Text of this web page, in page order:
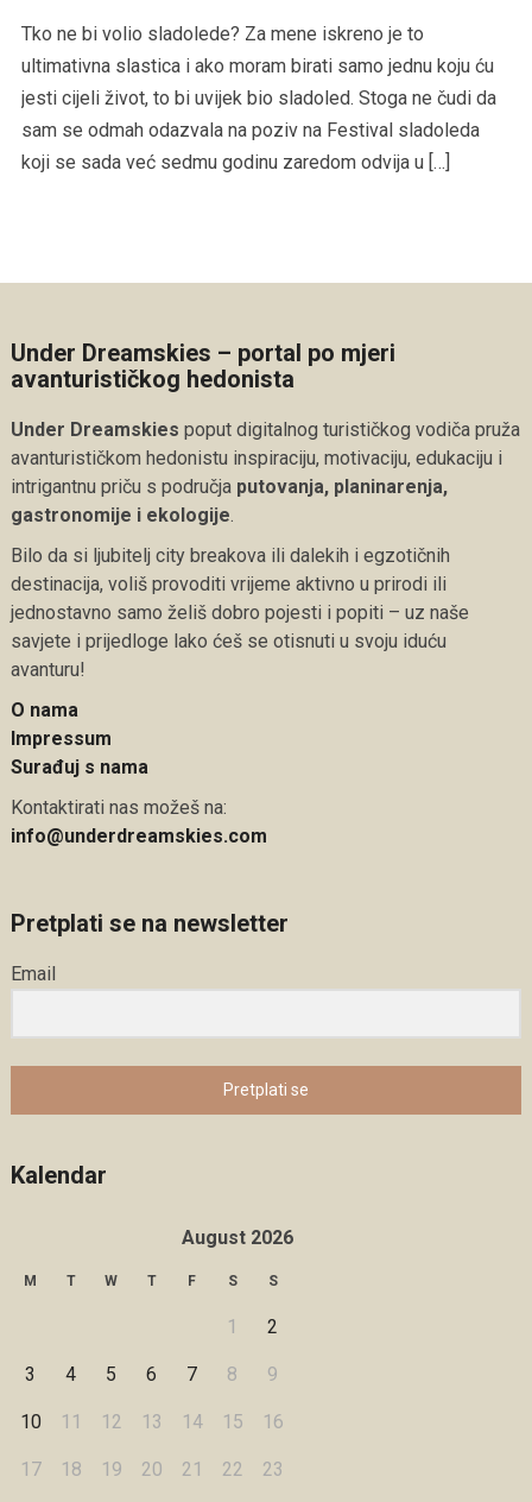
Tko ne bi volio sladolede? Za mene iskreno je to
ultimativna slastica i ako moram birati samo jednu koju ću
jesti cijeli život, to bi uvijek bio sladoled. Stoga ne čudi da
sam se odmah odazvala na poziv na Festival sladoleda
koji se sada već sedmu godinu zaredom odvija u […]
Under Dreamskies – portal po mjeri
avanturističkog hedonista
Under Dreamskies poput digitalnog turističkog vodiča pruža
avanturističkom hedonistu inspiraciju, motivaciju, edukaciju i
intrigantnu priču s područja putovanja, planinarenja,
gastronomije i ekologije.
Bilo da si ljubitelj city breakova ili dalekih i egzotičnih
destinacija, voliš provoditi vrijeme aktivno u prirodi ili
jednostavno samo želiš dobro pojesti i popiti – uz naše
savjete i prijedloge lako ćeš se otisnuti u svoju iduću
avanturu!
O nama
Impressum
Surađuj s nama
Kontaktirati nas možeš na:
info@underdreamskies.com
Pretplati se na newsletter
Email
Pretplati se
Kalendar
August 2026
M T W T F S S
1 2
3 4 5 6 7 8 9
10 11 12 13 14 15 16
17 18 19 20 21 22 23